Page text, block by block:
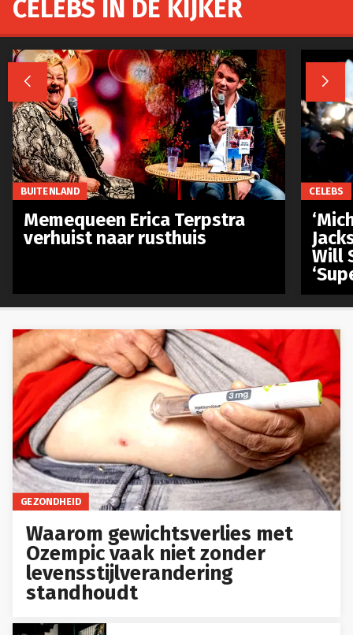
GEZONDHEID
Waarom gewichtsverlies met
Ozempic vaak niet zonder
levensstijlverandering
standhoudt
CELEBS IN DE KIJKER
 
BUITENLAND
Memequeen Erica Terpstra
verhuist naar rusthuis
CELEBS
Will